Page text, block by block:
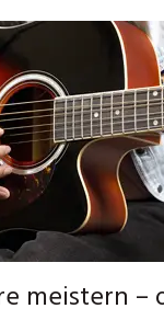
meistern –